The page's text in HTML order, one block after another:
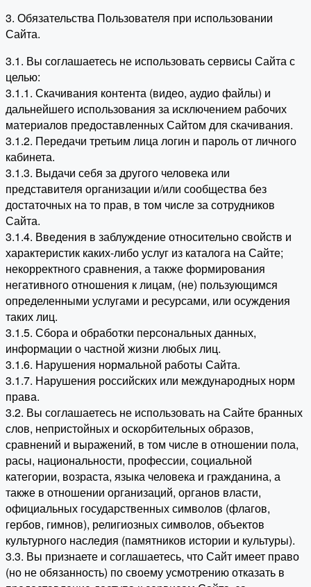
3. Обязательства Пользователя при использовании
Сайта.
3.1. Вы соглашаетесь не использовать сервисы Сайта с
целью:
3.1.1. Скачивания контента (видео, аудио файлы) и
дальнейшего использования за исключением рабочих
материалов предоставленных Сайтом для скачивания.
3.1.2. Передачи третьим лица логин и пароль от личного
кабинета.
3.1.3. Выдачи себя за другого человека или
представителя организации и/или сообщества без
достаточных на то прав, в том числе за сотрудников
Сайта.
3.1.4. Введения в заблуждение относительно свойств и
характеристик каких-либо услуг из каталога на Сайте;
некорректного сравнения, а также формирования
негативного отношения к лицам, (не) пользующимся
определенными услугами и ресурсами, или осуждения
таких лиц.
3.1.5. Сбора и обработки персональных данных,
информации о частной жизни любых лиц.
3.1.6. Нарушения нормальной работы Сайта.
3.1.7. Нарушения российских или международных норм
права.
3.2. Вы соглашаетесь не использовать на Сайте бранных
слов, непристойных и оскорбительных образов,
сравнений и выражений, в том числе в отношении пола,
расы, национальности, профессии, социальной
категории, возраста, языка человека и гражданина, а
также в отношении организаций, органов власти,
официальных государственных символов (флагов,
гербов, гимнов), религиозных символов, объектов
культурного наследия (памятников истории и культуры).
3.3. Вы признаете и соглашаетесь, что Сайт имеет право
(но не обязанность) по своему усмотрению отказать в